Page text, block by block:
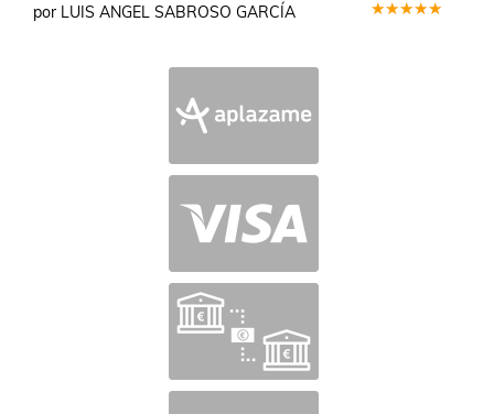
por LUIS ANGEL SABROSO GARCÍA